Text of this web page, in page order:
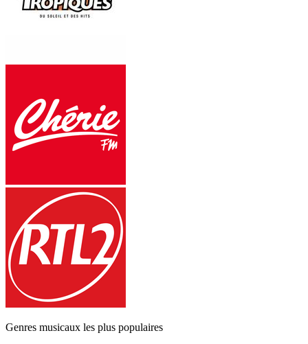
Genres musicaux les plus populaires